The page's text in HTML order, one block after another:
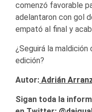
comenzó favorable
adelantaron con gol
empató al final y
¿Seguirá la maldición
edición?
Autor: Adrián
Sigan toda la